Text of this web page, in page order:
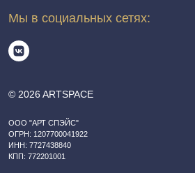
© 2026 ARTSPACE
ООО "АРТ СПЭЙС"
ОГРН: 1207700041922
ИНН: 7727438840
КПП: 772201001
Мы в социальных сетях: